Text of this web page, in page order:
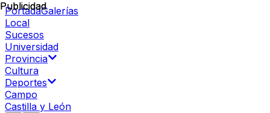
PortadaGalerías
Local
Sucesos
Universidad
Provincia
Cultura
Deportes
Campo
Castilla y León
Publicidad
Publicidad